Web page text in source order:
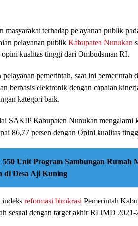
masyarakat terhadap pelayanan publik
pelayanan publik Kabupaten Nunukan
opini kualitas tinggi dari Ombudsman RI.
pelayanan pemerintah, saat ini pemerintah
berbasis elektronik dengan capaian
kategori baik.
SAKIP Kabupaten Nunukan mengalami
86,77 persen dengan Opini kualitas
550 Unit Program Sambungan Rumah
di Desa Aji Kuning
indeks reformasi birokrasi Pemerintah
sesuai dengan target akhir RPJMD